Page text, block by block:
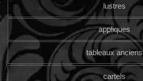
lustres
appliques
tableaux anciens
cartels